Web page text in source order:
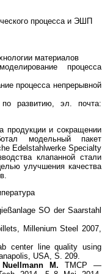
процесса и ЭШП
материалов
процесса
процесса непрерывной
по развитию, эл. почта:
продукции и сокращении
модельный пакет
Edelstahlwerke Specialty
клапанной стали
улучшения качества
SO der Saarstahl
Millenium Steel 2007,
center line quality using
USA, S. 209.
M. TMCP —